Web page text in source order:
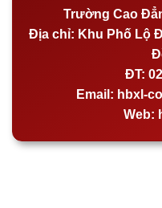
Trường Cao
Địa chỉ: Khu Phố Lộ
ĐT:
Email: hbxl-
Web: